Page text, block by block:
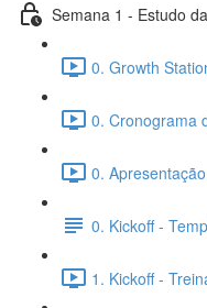
Semana 1 - Estudo
0. Growth
0. Cronograma
0.
0. Kickoff -
1. Kickoff -